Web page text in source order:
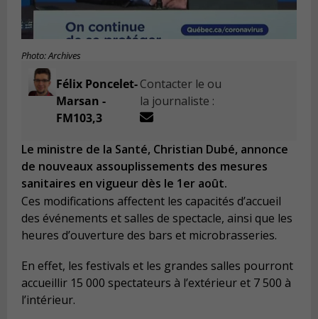
Photo: Archives
Félix Poncelet-
Marsan -
FM103,3
Contacter le ou
la journaliste :
Le ministre de la Santé, Christian Dubé, annonce
de nouveaux assouplissements des mesures
sanitaires en vigueur dès le 1er août.
Ces modifications affectent les capacités d’accueil
des événements et salles de spectacle, ainsi que les
heures d’ouverture des bars et microbrasseries.
En effet, les festivals et les grandes salles pourront
accueillir 15 000 spectateurs à l’extérieur et 7 500 à
l’intérieur.